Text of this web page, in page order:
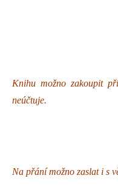
Knihu možno zakoupit
neúčtuje.
Na přání možno zaslat i s